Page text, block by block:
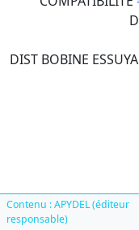
DIST BOBINE
Contenu : APYDEL (éditeur
responsable)